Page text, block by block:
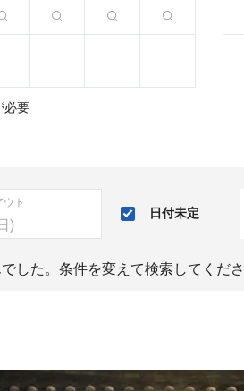
必要
ト
日付未定
した。条件を変えて検索してくださ